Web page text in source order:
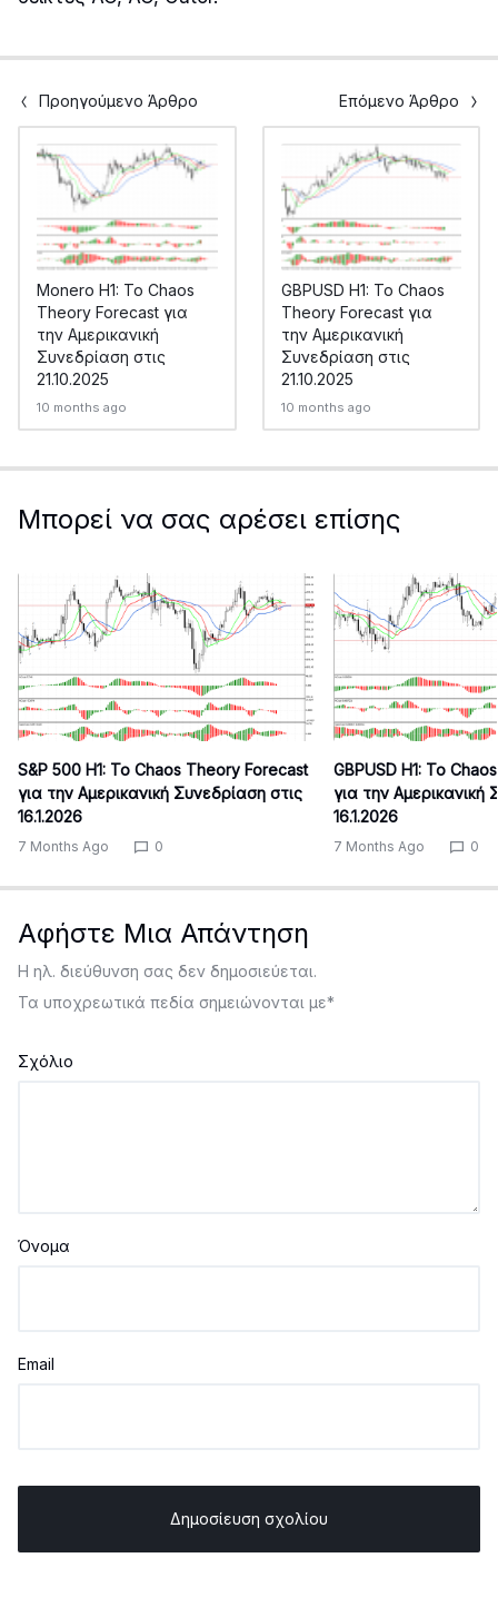
Προηγούμενο Άρθρο Επόμενο Άρθρο
Monero H1: Το Chaos
Theory Forecast για
την Αμερικανική
Συνεδρίαση στις
21.10.2025
10 months ago
GBPUSD H1: Το Chaos
Theory Forecast για
την Αμερικανική
Συνεδρίαση στις
21.10.2025
10 months ago
Μπορεί να σας αρέσει επίσης
S&P 500 H1: Το Chaos Theory Forecast
για την Αμερικανική Συνεδρίαση στις
16.1.2026
7 Months Ago 0
GBPUSD H1: Το
για την Αμερικανική
16.1.2026
7 Months Ago 0
Αφήστε Μια Απάντηση
Η ηλ. διεύθυνση σας δεν δημοσιεύεται.
Τα υποχρεωτικά πεδία σημειώνονται με*
Σχόλιο
Όνομα
Email